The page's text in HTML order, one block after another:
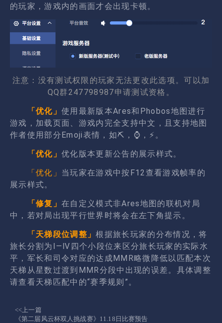
的玩家，游戏内的画面才会出现卡顿。
注意：没有测试权限的玩家无法更改此选项。可以加
QQ群247798987申请测试资格。
「优化」使用最新版本Ares和Phobos地图进行
游戏，加载页面、游戏内完全支持中文，且支持地图
作者使用部分Emoji表情，如⛏，⌚，⚡。
「优化」优化版本更新公告的展示样式。
「优化」 当玩家在游戏中按F12查看游戏帧率的
展示样式。
「修复」在自定义模式非Ares地图的联机对局
中，若对局出现平行世界时将会在左下角提示。
「天梯段位调整」根据旅长玩家的分布情况，将
旅长分割为Ⅰ—Ⅳ四个小段位来区分旅长玩家的实际水
平，军长和司令对应的达成MMR略微降低以匹配本次
天梯从星数过渡到MMR分段中出现的误差。具体调整
请查看天梯匹配中的“赛季规则”。
<<上一篇
《第二届风云杯双人挑战赛》11.18日比赛预告